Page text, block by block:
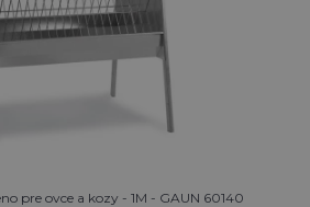
pre ovce a kozy - 1M - GAUN 60140